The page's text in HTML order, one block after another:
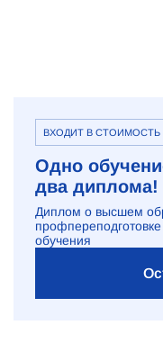
ВХОДИТ В СТОИМОСТЬ
Одно
два диплома!
Диплом о высшем
обучения